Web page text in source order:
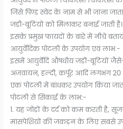
जिसे पिण्ड स्वेद के नाम से भी जाना
जड़ी-बूटियों को मिलाकर बनाई जाती
इसके प्रमुख फायदों के बारे में नीचे
आयुर्वेदिक पोटली के उपयोग एवं लाभः-
इसमें आयुर्वेदि औषधीय जड़ी-बूटियों
अजवायन, हल्दी, कर्पूर आदि लगभग
एक पोटली में बांधकर उपयोग किया
पोटली से सिकाई के लाभ:-
1. यह जोड़ों के दर्द को कम करती है,
मांसपेशियों की जकड़न के लिए सबसे